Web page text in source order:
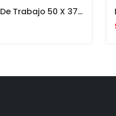
Estación De Trabajo 50 X 37 Cm PARA PINTURAS ACRILICAS VALLEJO Y ACCESORIOS